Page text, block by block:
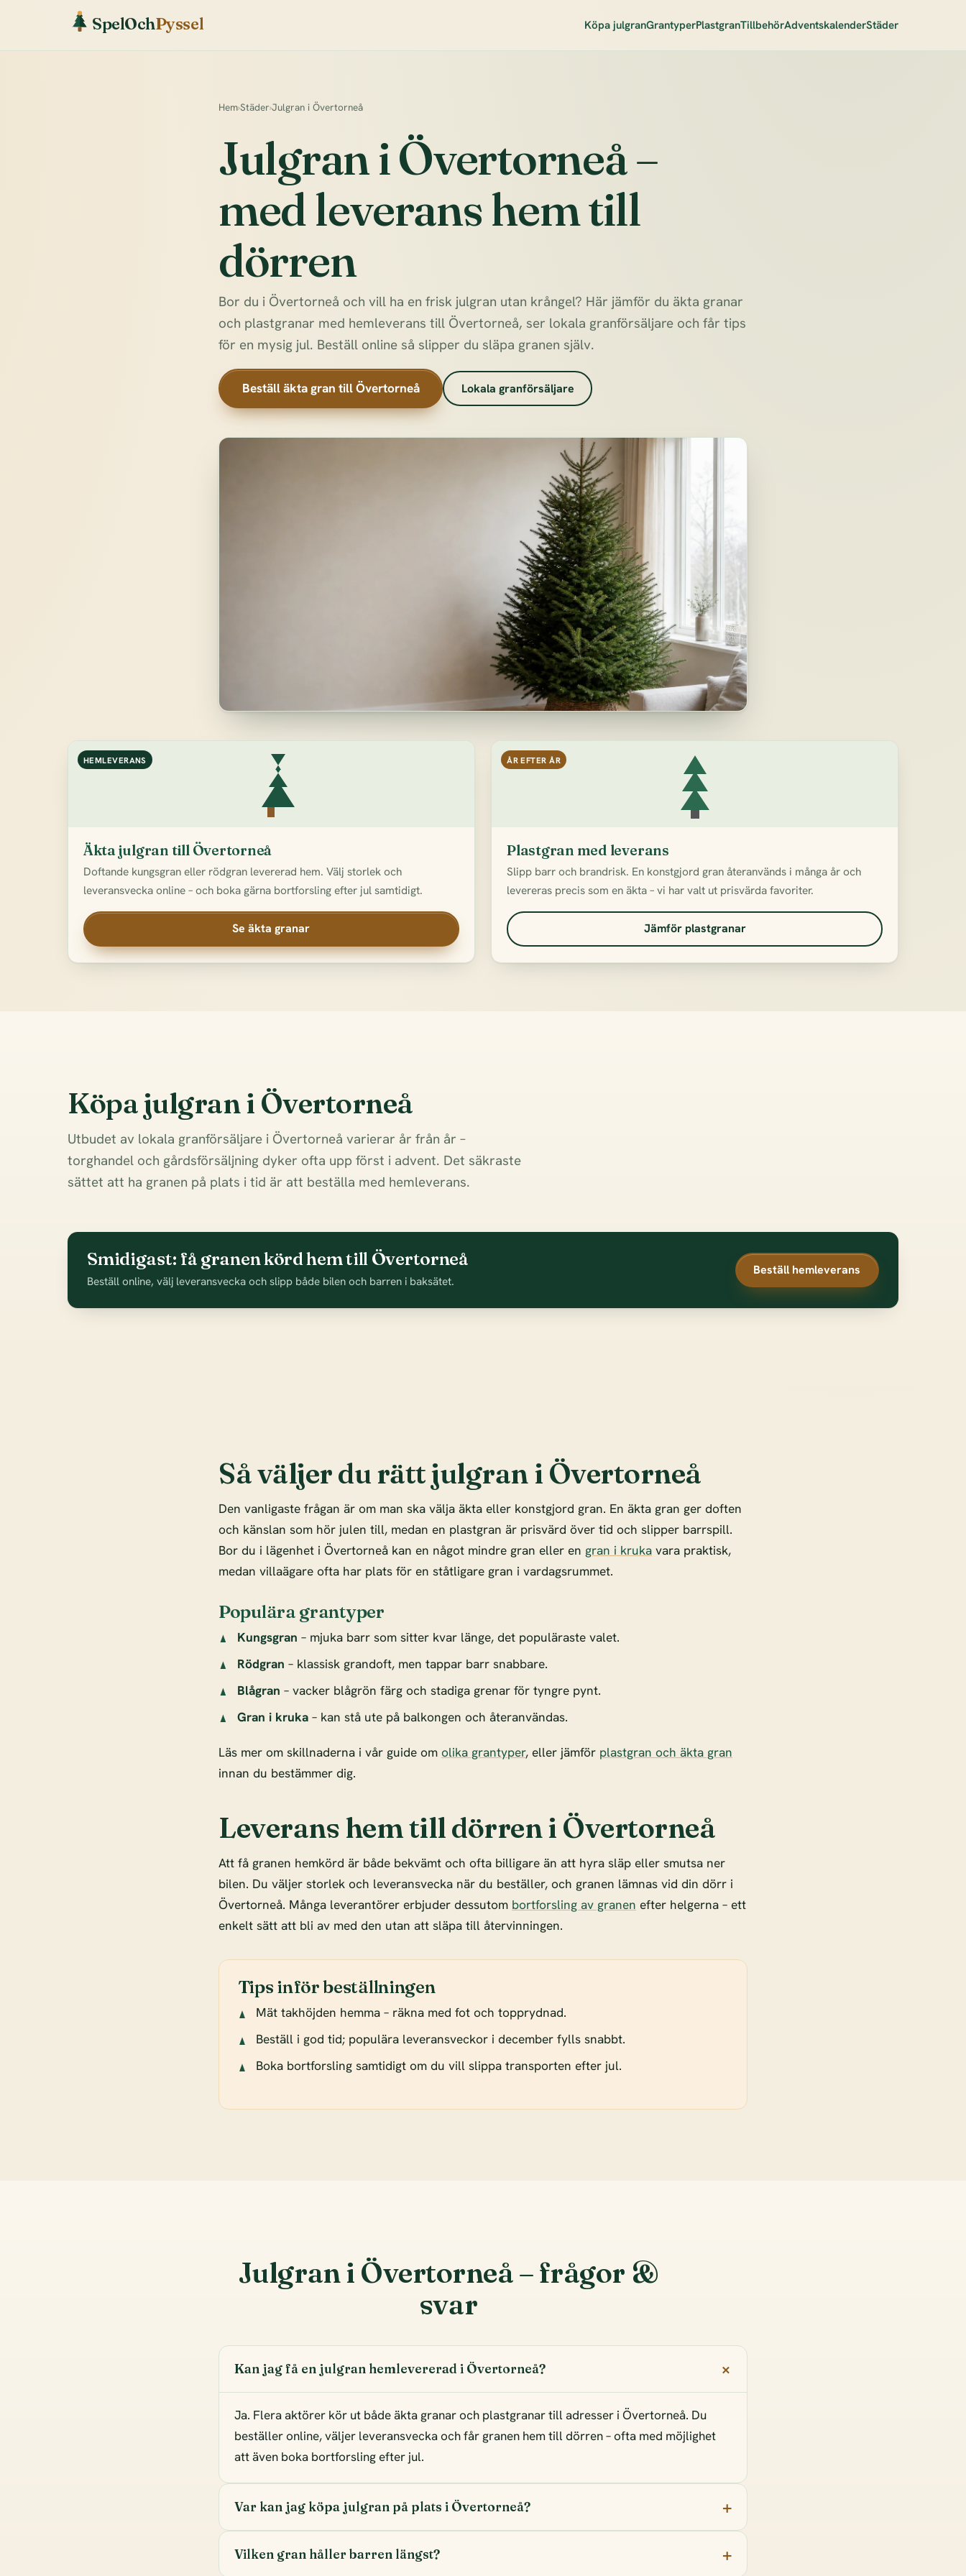
SpelOchPyssel Köpa julgranGrantyperPlastgranTillbehörAdventskalenderStäder
Hem›Städer›Julgran i Övertorneå
Julgran i Övertorneå –
med leverans hem till
dörren
Bor du i Övertorneå och vill ha en frisk julgran utan krångel? Här jämför du äkta granar
och plastgranar med hemleverans till Övertorneå, ser lokala granförsäljare och får tips
för en mysig jul. Beställ online så slipper du släpa granen själv.
Beställ äkta gran till Övertorneå Lokala granförsäljare
HEMLEVERANS
Äkta julgran till Övertorneå
Doftande kungsgran eller rödgran levererad hem. Välj storlek och
leveransvecka online – och boka gärna bortforsling efter jul samtidigt.
Se äkta granar
ÅR EFTER ÅR
Plastgran med leverans
Slipp barr och brandrisk. En konstgjord gran återanvänds i många år och
levereras precis som en äkta – vi har valt ut prisvärda favoriter.
Jämför plastgranar
Köpa julgran i Övertorneå
Utbudet av lokala granförsäljare i Övertorneå varierar år från år –
torghandel och gårdsförsäljning dyker ofta upp först i advent. Det säkraste
sättet att ha granen på plats i tid är att beställa med hemleverans.
Smidigast: få granen körd hem till Övertorneå
Beställ online, välj leveransvecka och slipp både bilen och barren i baksätet.
Beställ hemleverans
Så väljer du rätt julgran i Övertorneå
Den vanligaste frågan är om man ska välja äkta eller konstgjord gran. En äkta gran ger doften
och känslan som hör julen till, medan en plastgran är prisvärd över tid och slipper barrspill.
Bor du i lägenhet i Övertorneå kan en något mindre gran eller en gran i kruka vara praktisk,
medan villaägare ofta har plats för en ståtligare gran i vardagsrummet.
Populära grantyper
Kungsgran – mjuka barr som sitter kvar länge, det populäraste valet.
Rödgran – klassisk grandoft, men tappar barr snabbare.
Blågran – vacker blågrön färg och stadiga grenar för tyngre pynt.
Gran i kruka– kan stå ute på balkongen och återanvändas.
Läs mer om skillnaderna i vår guide om olika grantyper, eller jämför plastgran och äkta gran
innan du bestämmer dig.
Leverans hem till dörren i Övertorneå
Att få granen hemkörd är både bekvämt och ofta billigare än att hyra släp eller smutsa ner
bilen. Du väljer storlek och leveransvecka när du beställer, och granen lämnas vid din dörr i
Övertorneå. Många leverantörer erbjuder dessutom bortforsling av granen efter helgerna – ett
enkelt sätt att bli av med den utan att släpa till återvinningen.
Tips inför beställningen
Mät takhöjden hemma – räkna med fot och topprydnad.
Beställ i god tid; populära leveransveckor i december fylls snabbt.
Boka bortforsling samtidigt om du vill slippa transporten efter jul.
Julgran i Övertorneå – frågor &
svar
Kan jag få en julgran hemlevererad i Övertorneå?
Ja. Flera aktörer kör ut både äkta granar och plastgranar till adresser i Övertorneå. Du
beställer online, väljer leveransvecka och får granen hem till dörren – ofta med möjlighet
att även boka bortforsling efter jul.
Var kan jag köpa julgran på plats i Övertorneå?
Vilken gran håller barren längst?